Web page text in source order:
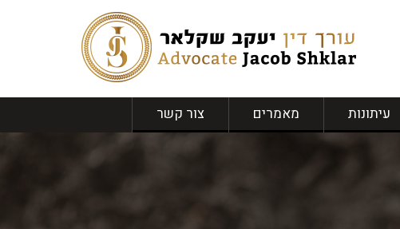
עיתונות מאמרים צור קשר